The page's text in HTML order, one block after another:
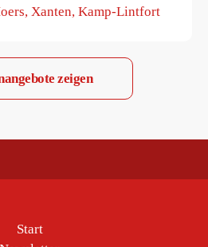
Xanten, Kamp-Lintfort
zeigen
Start